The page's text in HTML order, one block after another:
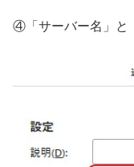
④「サーバー名」と